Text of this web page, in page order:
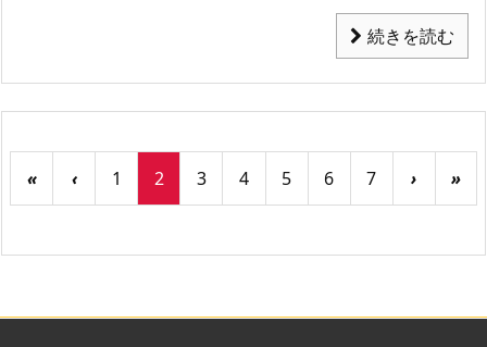
続きを読む
« ‹ 1 2 3 4 5 6 7 › »